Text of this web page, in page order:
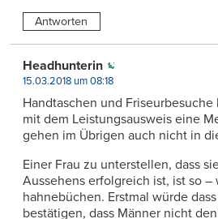
Antworten
Headhunterin
15.03.2018 um 08:18
Handtaschen und
mit dem Leistungsausweis eine
gehen im Übrigen auch nicht in
Einer Frau zu unterstellen, dass
Aussehens erfolgreich ist, ist so
hahnebüchen. Erstmal würde
bestätigen, dass Männer nicht